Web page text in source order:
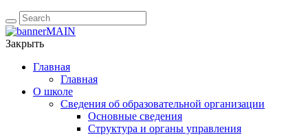
Закрыть
Главная
Главная
О школе
Сведения об образовательной организации
Основные сведения
Структура и органы управления